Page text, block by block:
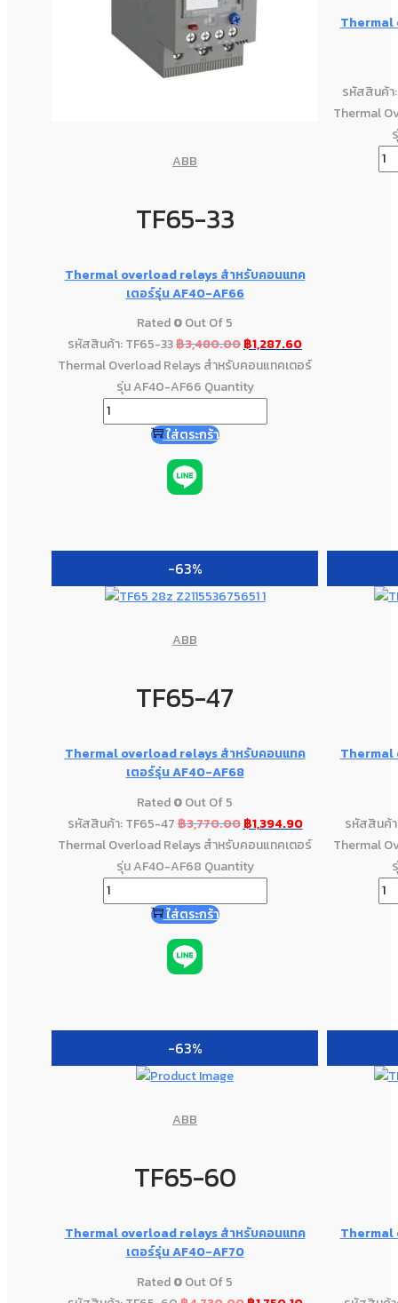
ABB
TF65-33
Thermal overload relays สำหรับคอนแทค
เตอร์รุ่น AF40-AF66
Rated0Out Of 5
รหัสสินค้า: TF65-33฿3,480.00฿1,287.60
Thermal Overload Relays สำหรับคอนแทคเตอร์
รุ่น AF40-AF66 Quantity
ใส่ตระกร้า
Thermal
รหัสสินค้
Thermal
-63%
ABB
TF65-47
Thermal overload relays สำหรับคอนแทค
เตอร์รุ่น AF40-AF68
Rated0Out Of 5
รหัสสินค้า: TF65-47฿3,770.00 ฿1,394.90
Thermal Overload Relays สำหรับคอนแทคเตอร์
รุ่น AF40-AF68 Quantity
ใส่ตระกร้า
Thermal
รหัสสินค้
Thermal
-63%
ABB
TF65-60
Thermal overload relays สำหรับคอนแทค
เตอร์รุ่น AF40-AF70
Rated0Out Of 5
Thermal